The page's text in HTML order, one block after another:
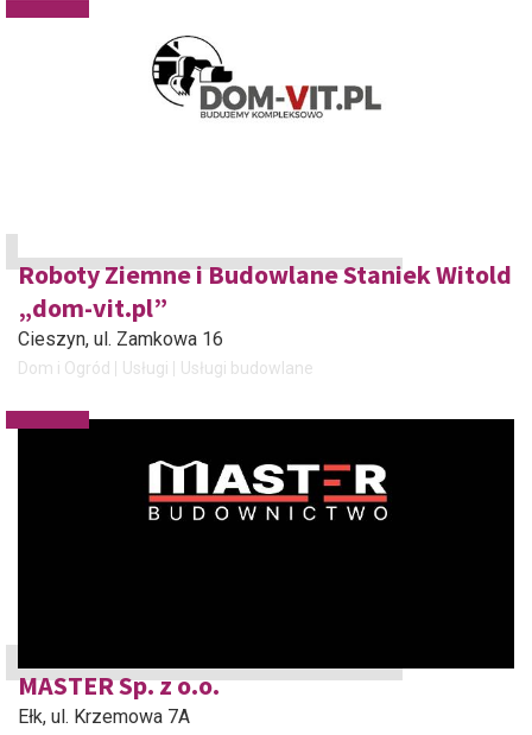
Roboty Ziemne i Budowlane Staniek Witold
„dom-vit.pl”
Cieszyn, ul. Zamkowa 16
Dom i Ogród Usługi Usługi budowlane
MASTER Sp. z o.o.
Ełk, ul. Krzemowa 7A